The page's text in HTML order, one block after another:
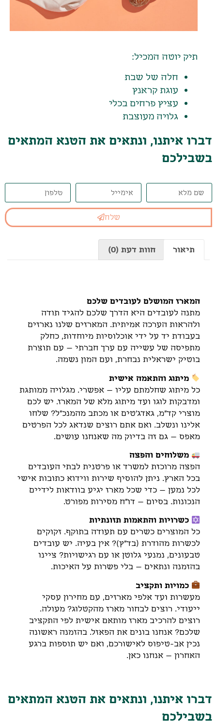
תיק יוטה המכיל:
חלה של שבת
עוגת קראנץ
עציץ פרחים בכלי
גלויה מעוצבת
דברו איתנו, ונתאים את הטנא המתאים
בשבילכם
שלח
תיאור חוות דעת (0)
המארז המושלם לעובדים שלכם
מתנה לעובדים היא הדרך שלכם להגיד תודה
ולהראות הערכה אמיתית. המארזים שלנו נארזים
בעבודת יד על ידי אוכלוסיות מיוחדות, כחלק
מתפיסה של עשייה עם ערך חברתי – עם תוצרת
בוטיק ישראלית נבחרת, ועם המון נשמה.
מיתוג והתאמה אישית
כל מיתוג שחלמתם עליו – אפשרי. מגלויה ממותגת
ומדבקות לוגו ועד מיתוג מלא של המארז. יש לכם
מוצרי קד"מ, גאדג'טים או מכתב מהמנכ"ל? שלחו
אלינו ונשלב. ואם אתם רוצים שנדאג לכל הפרטים
מאפס – גם זה בדיוק מה שאנחנו עושים.
משלוחים והפצה
הפצה מרוכזת למשרד או פרטנית לבתי העובדים
בכל הארץ. ניתן להוסיף שירות ווידוא כתובות אישי
לכל נמען – כדי שכל מארז יגיע בוודאות לידיים
הנכונות. בסיום – דו"ח מסירות מפורט.
כשרויות והתאמות תזונתיות
כל המוצרים כשרים עם תעודה בתוקף. זקוקים
לכשרות מהודרת (בד"ץ)? אין בעיה. יש עובדים
טבעונים, נמנעי גלוטן או עם רגישויות? ציינו
בהזמנה ונתאים – בלי פשרות על האיכות.
כמויות ותקציב
מעשרות ועד אלפי מארזים, עם מחירון עסקי
ייעודי. רוצים לבחור מארז מהקטלוג? מעולה.
רוצים להרכיב מארז מותאם אישית לפי התקציב
שלכם? אנחנו בונים את הפאזל. בהזמנה ראשונה
נכין אב-טיפוס לאישורכם, ואם יש תוספות ברגע
האחרון – אנחנו כאן.
דברו איתנו, ונתאים את הטנא המתאים
בשבילכם